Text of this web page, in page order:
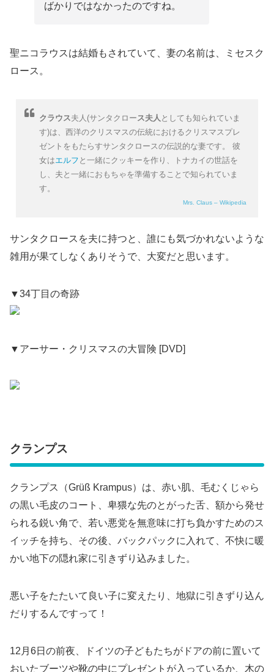
ばかりではなかったのですね。
聖ニコラウスは結婚もされていて、妻の名前は、ミセスク
ロース。
クラウス夫人(サンタクロース夫人 としても知られていま
す)は、西洋のクリスマスの伝統におけるクリスマスプレ
ゼントをもたらすサンタクロースの伝説的な妻です。 彼
女はエルフ と一緒にクッキーを作り、トナカイの世話を
し、夫と一緒におもちゃを準備することで知られていま
す。
Mrs. Claus – Wikipedia
サンタクロースを夫に持つと、誰にも気づかれないような
雑用が果てしなくありそうで、大変だと思います。
▼34丁目の奇跡
▼アーサー・クリスマスの大冒険 [DVD]
クランプス
クランプス（Grüß Krampus）は、赤い肌、毛むくじゃら
の黒い毛皮のコート、卑猥な先のとがった舌、額から発せ
られる鋭い角で、若い悪党を無意味に打ち負かすためのス
イッチを持ち、その後、バックパックに入れて、不快に暖
かい地下の隠れ家に引きずり込みました。
悪い子をたたいて良い子に変えたり、地獄に引きずり込ん
だりするんですって！
12月6日の前夜、ドイツの子どもたちがドアの前に置いて
おいたブーツや靴の中にプレゼントが入っているか、木の